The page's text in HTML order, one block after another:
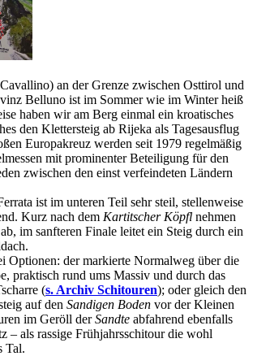
an der Grenze zwischen Osttirol und
Belluno ist im Sommer wie im Winter heiß
haben wir am Berg einmal ein kroatisches
den Klettersteig ab Rijeka als Tagesausflug
Europakreuz werden seit 1979 regelmäßig
mit prominenter Beteiligung für den
zwischen den einst verfeindeten Ländern
ist im unteren Teil sehr steil, stellenweise
Kurz nach dem Kartitscher Köpfl nehmen
im sanfteren Finale leitet ein Steig durch ein
Optionen: der markierte Normalweg über die
praktisch rund ums Massiv und durch das
(s. Archiv Schitouren); oder gleich den
auf den Sandigen Boden vor der Kleinen
im Geröll derSandte abfahrend ebenfalls
– als rassige Frühjahrsschitour die wohl
Tal.